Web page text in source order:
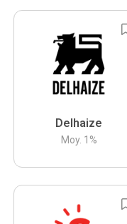
Delhaize
Moy. 1 %